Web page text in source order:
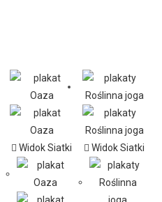
Widok Siatki Widok Siatki